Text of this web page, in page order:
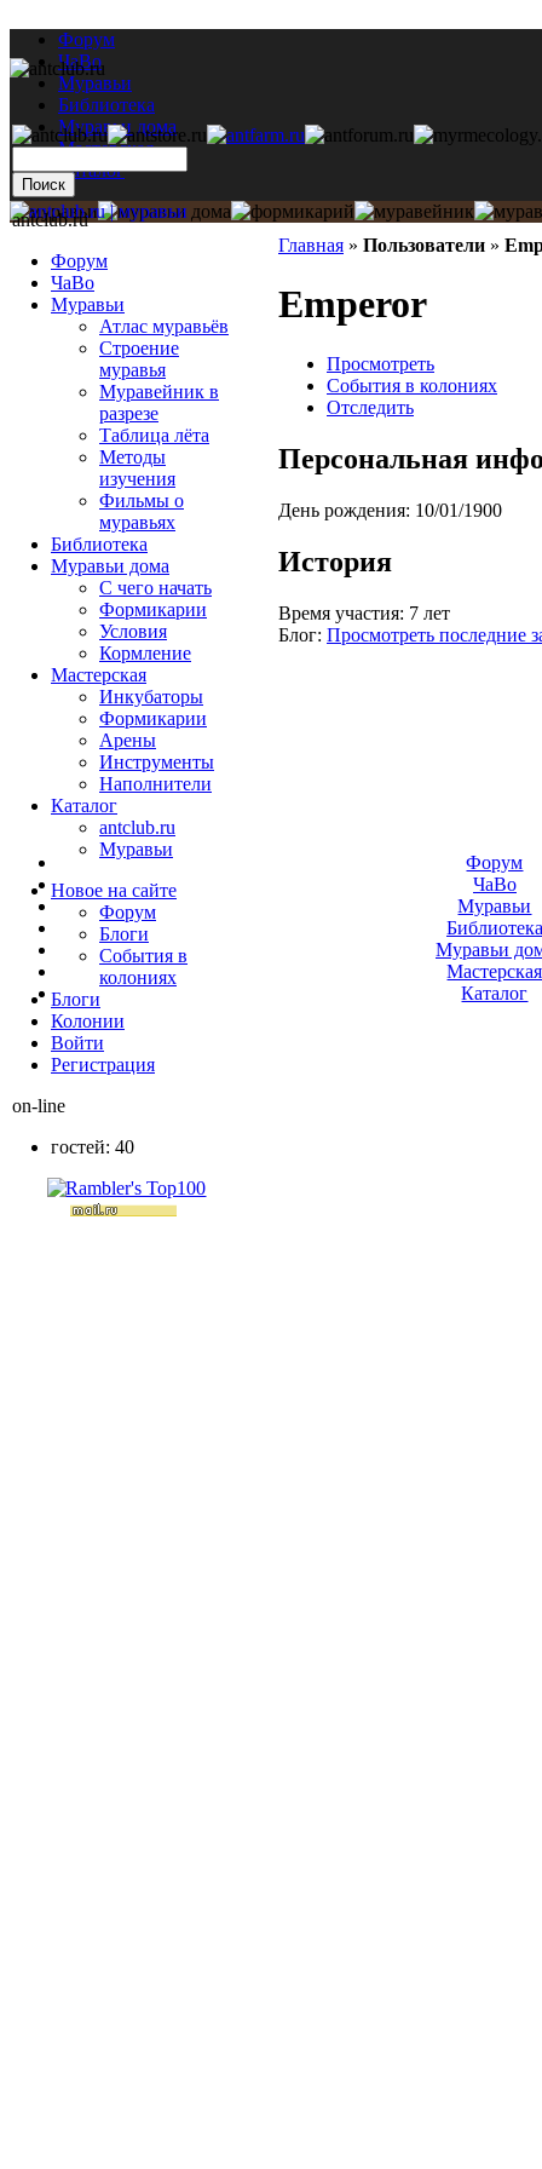
Форум
ЧаВо
Муравьи
Библиотека
Муравьи дома
Мастерская
Каталог
Главная » Пользователи »
Emperor
Просмотреть
События в колониях
Отследить
Персональная
День рождения: 10/01/1900
История
Время участия: 7 лет
Блог: Просмотреть последние
antclub.ru
Форум
ЧаВо
Муравьи
Атлас муравьёв
Строение
муравья
Муравейник в
разрезе
Таблица лёта
Методы
изучения
Фильмы о
муравьях
Библиотека
Муравьи дома
С чего начать
Формикарии
Условия
Кормление
Мастерская
Инкубаторы
Формикарии
Арены
Инструменты
Наполнители
Каталог
antclub.ru
Муравьи
Новое на сайте
Форум
Блоги
События в
колониях
Блоги
Колонии
Войти
Peгиcтpaция
on-line
гостей: 40
Форум
ЧаВо
Муравьи
Библиотека
Муравьи
Мастерская
Каталог